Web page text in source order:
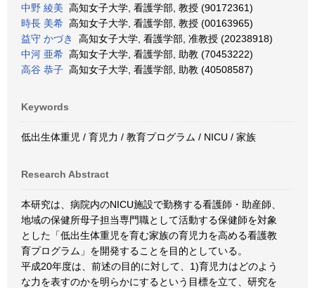
中野 綾美 高知女子大学, 看護学部, 教授 (90172361)
時長 美希 高知女子大学, 看護学部, 教授 (00163965)
益守 かづき
高知女子大学, 看護学部, 准教授 (20238918)
中河 亜希 高知女子大学, 看護学部, 助教 (70453222)
高谷 恭子 高知女子大学, 看護学部, 助教 (40508587)
Keywords
低出生体重児 / 育児力 / 教育プログラム / NICU / 家族
Research Abstract
本研究は、病院内のNICU施設で勤務する看護師・助産師、
地域の保健所母子担当専門職として活動する保健師を対象
とした「低出生体重児を育む家族の育児力を高める看護教
育プログラム」を開発することを目的としている。
平成20年度は、前述の目的に対して、1)育児力はどのよう
な力を表すのかを明らかにするという目標を立て、研究を